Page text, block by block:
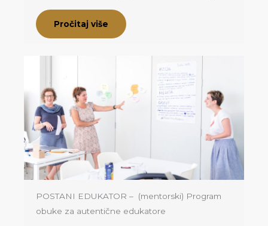
Pročitaj više
POSTANI EDUKATOR – (mentorski) Program
obuke za autentične edukatore